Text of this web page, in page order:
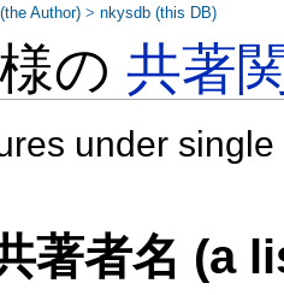
の共著
under
著者名 (a
Author) >nkysdb (this DB)